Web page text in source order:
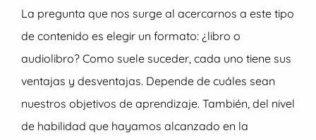
La pregunta que nos surge al acercarnos a este tipo
de contenido es elegir un formato: ¿libro o
audiolibro? Como suele suceder, cada uno tiene sus
ventajas y desventajas. Depende de cuáles sean
nuestros objetivos de aprendizaje. También, del nivel
de habilidad que hayamos alcanzado en la